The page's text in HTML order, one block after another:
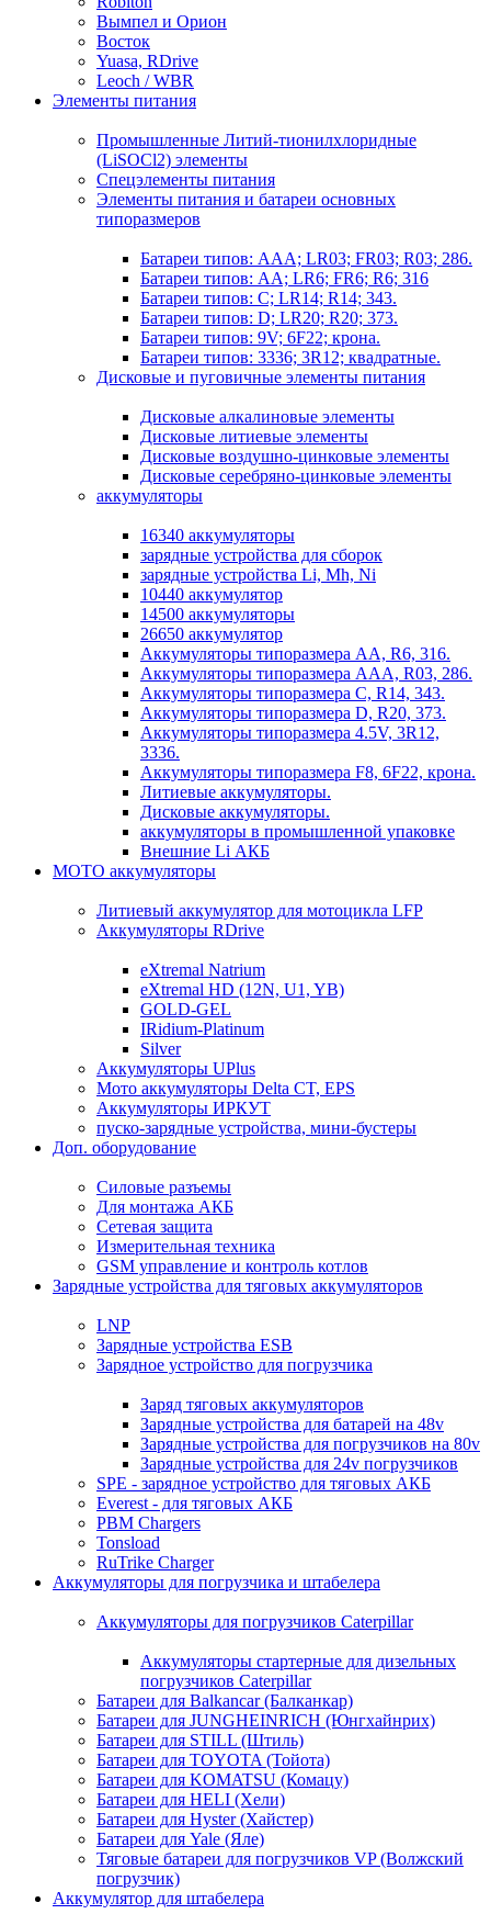
Вымпел и Орион
Восток
Yuasa, RDrive
Leoch / WBR
Элементы питания
Промышленные Литий-тионилхлоридные
(LiSOCl2) элементы
Спецэлементы питания
Элементы питания и батареи основных
типоразмеров
Батареи типов: AAA; LR03; FR03; R03; 286.
Батареи типов: AA; LR6; FR6; R6; 316
Батареи типов: C; LR14; R14; 343.
Батареи типов: D; LR20; R20; 373.
Батареи типов: 9V; 6F22; крона.
Батареи типов: 3336; 3R12; квадратные.
Дисковые и пуговичные элементы питания
Дисковые алкалиновые элементы
Дисковые литиевые элементы
Дисковые воздушно-цинковые элементы
Дисковые серебряно-цинковые элементы
аккумуляторы
16340 аккумуляторы
зарядные устройства для сборок
зарядные устройства Li, Mh, Ni
10440 аккумулятор
14500 аккумуляторы
26650 аккумулятор
Аккумуляторы типоразмера АА, R6, 316.
Аккумуляторы типоразмера ААА, R03, 286.
Аккумуляторы типоразмера С, R14, 343.
Аккумуляторы типоразмера D, R20, 373.
Аккумуляторы типоразмера 4.5V, 3R12,
3336.
Аккумуляторы типоразмера F8, 6F22, крона.
Литиевые аккумуляторы.
Дисковые аккумуляторы.
аккумуляторы в промышленной упаковке
Внешние Li АКБ
МОТО аккумуляторы
Литиевый аккумулятор для мотоцикла LFP
Аккумуляторы RDrive
eXtremal Natrium
eXtremal HD (12N, U1, YB)
GOLD-GEL
IRidium-Platinum
Silver
Аккумуляторы UPlus
Мото аккумуляторы Delta CT, EPS
Аккумуляторы ИРКУТ
пуско-зарядные устройства, мини-бустеры
Доп. оборудование
Силовые разъемы
Для монтажа АКБ
Сетевая защита
Измерительная техника
GSM управление и контроль котлов
Зарядные устройства для тяговых аккумуляторов
LNP
Зарядные устройства ESB
Зарядное устройство для погрузчика
Заряд тяговых аккумуляторов
Зарядные устройства для батарей на 48v
Зарядные устройства для погрузчиков на 80v
Зарядные устройства для 24v погрузчиков
SPE - зарядное устройство для тяговых АКБ
Everest - для тяговых АКБ
PBM Chargers
Tonsload
RuTrike Charger
Аккумуляторы для погрузчика и штабелера
Аккумуляторы для погрузчиков Caterpillar
Аккумуляторы стартерные для дизельных
погрузчиков Caterpillar
Батареи для Balkancar (Балканкар)
Батареи для JUNGHEINRICH (Юнгхайнрих)
Батареи для STILL (Штиль)
Батареи для TOYOTA (Тойота)
Батареи для KOMATSU (Комацу)
Батареи для HELI (Хели)
Батареи для Hyster (Хайстер)
Батареи для Yale (Яле)
Тяговые батареи для погрузчиков VP (Волжский
погрузчик)
Аккумулятор для штабелера